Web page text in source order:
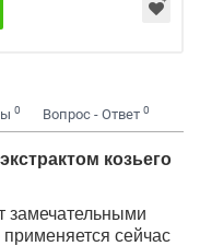
0 Вопрос - Ответ 0
козьего
замечательными
сейчас